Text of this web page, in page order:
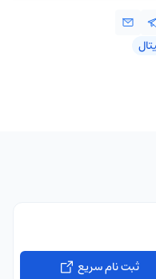
ثبت نام سریع